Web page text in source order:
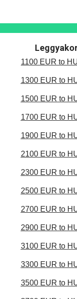
1100 EUR to
1300 EUR to
1500 EUR to
1700 EUR to
1900 EUR to
2100 EUR to
2300 EUR to
2500 EUR to
2700 EUR to
2900 EUR to
3100 EUR to
3300 EUR to
3500 EUR to